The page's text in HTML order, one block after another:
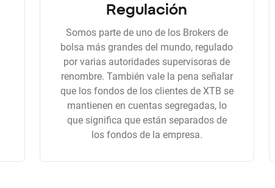
Regulación
Somos parte de uno de los Brokers de
bolsa más grandes del mundo, regulado
por varias autoridades supervisoras de
renombre. También vale la pena señalar
que los fondos de los clientes de XTB se
mantienen en cuentas segregadas, lo
que significa que están separados de
los fondos de la empresa.